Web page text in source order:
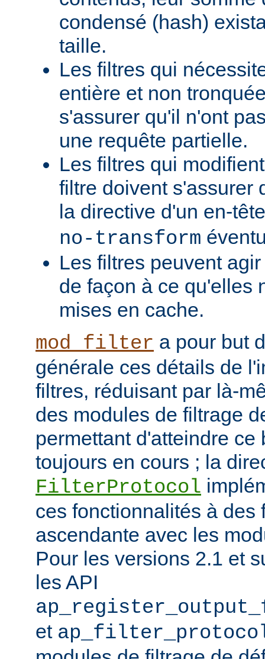
condensé (hash)
taille.
Les filtres qui
entière et non
s'assurer qu'il n'ont
une requête partielle.
Les filtres qui
filtre doivent s'assurer
la directive d'un en-
no-transform
Les filtres peuvent
de façon à ce qu'elles
mises en cache.
mod_filter a pour but
générale ces détails de
filtres, réduisant par là-
des modules de filtrage
permettant d'atteindre ce
toujours en cours ; la
FilterProtocol
ces fonctionnalités à des
ascendante avec les
Pour les versions 2.1 et
les API
et